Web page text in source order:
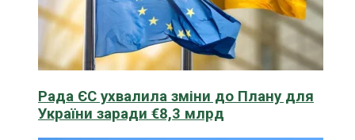
Рада ЄС ухвалила зміни до Плану для
України заради €8,3 млрд